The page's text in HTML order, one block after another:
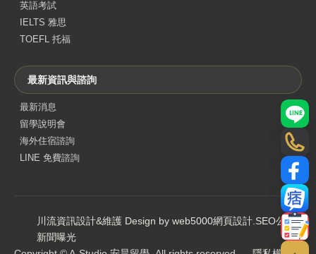
英語考試
IELTS 雅思
TOEFL 托福
最新資訊與諮詢
最新消息
留學說明會
海外住宿諮詢
LINE 免費諮詢
川流資訊設計&維護 Design by web5000網頁設計.SEO公司.
新聞曝光
LINE
電話
部落
聯絡